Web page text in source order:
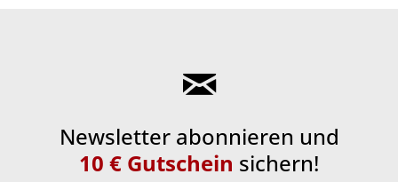
Newsletter abonnieren und
10 € Gutschein sichern!